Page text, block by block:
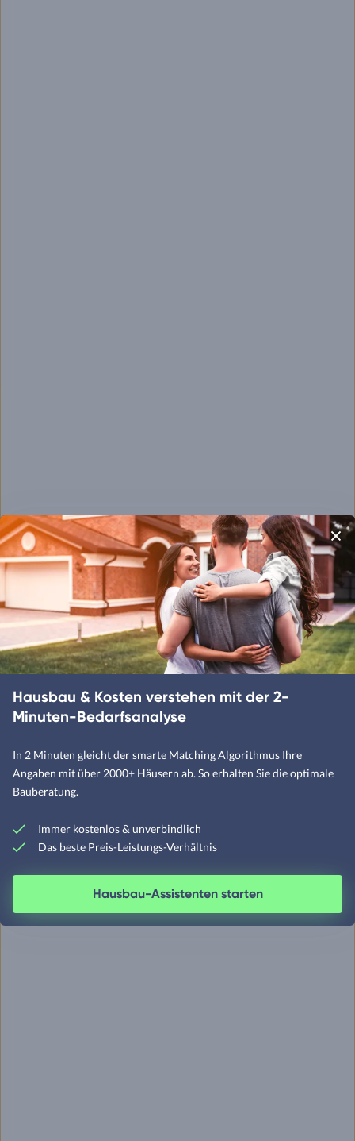
Hausbau & Kosten verstehen mit der 2-
Minuten-Bedarfsanalyse
In 2 Minuten gleicht der smarte Matching Algorithmus Ihre
Angaben mit über 2000+ Häusern ab. So erhalten Sie die optimale
Bauberatung.
Immer kostenlos & unverbindlich
Das beste Preis-Leistungs-Verhältnis
Hausbau-Assistenten starten